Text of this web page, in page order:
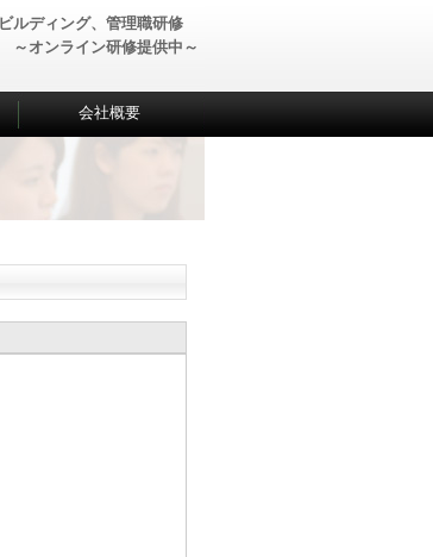
ルディング、管理職研修
～オンライン研修提供中～
会社概要